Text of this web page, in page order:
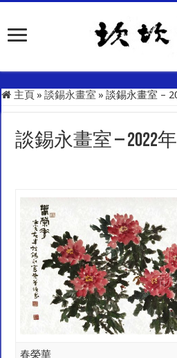
主頁 » 談錫永畫室 » 談錫永畫室 –
談錫永畫室 – 2022
春榮華